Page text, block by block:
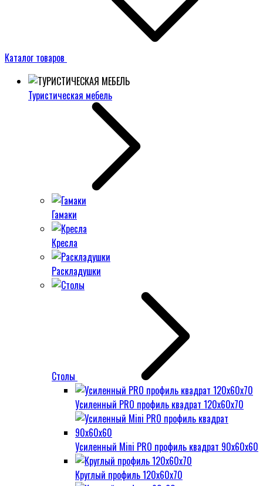
Каталог товаров
Туристическая мебель
Гамаки
Кресла
Раскладушки
Столы
Усиленный PRO профиль квадрат 120х60х70
Усиленный Mini PRO профиль квадрат 90х60х60
Круглый профиль 120х60х70